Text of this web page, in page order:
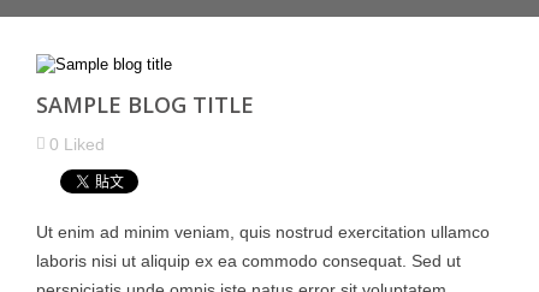
SAMPLE BLOG TITLE
0 Liked
Ut enim ad minim veniam, quis nostrud exercitation ullamco
laboris nisi ut aliquip ex ea commodo consequat. Sed ut